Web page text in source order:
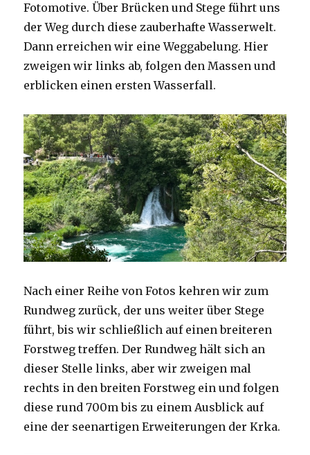
Fotomotive. Über Brücken und Stege führt uns
der Weg durch diese zauberhafte Wasserwelt.
Dann erreichen wir eine Weggabelung. Hier
zweigen wir links ab, folgen den Massen und
erblicken einen ersten Wasserfall.
Nach einer Reihe von Fotos kehren wir zum
Rundweg zurück, der uns weiter über Stege
führt, bis wir schließlich auf einen breiteren
Forstweg treffen. Der Rundweg hält sich an
dieser Stelle links, aber wir zweigen mal
rechts in den breiten Forstweg ein und folgen
diese rund 700m bis zu einem Ausblick auf
eine der seenartigen Erweiterungen der Krka.